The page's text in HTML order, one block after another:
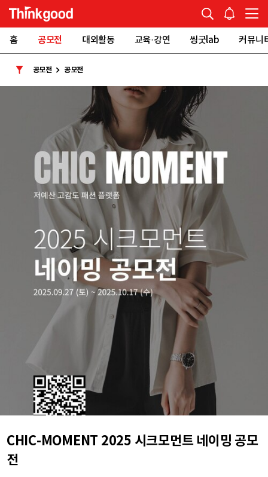
홈 공모전 대외활동 교육·강연 씽굿lab 커뮤니
공모전 공모전
CHIC-MOMENT 2025 시크모먼트 네이밍 공모
전